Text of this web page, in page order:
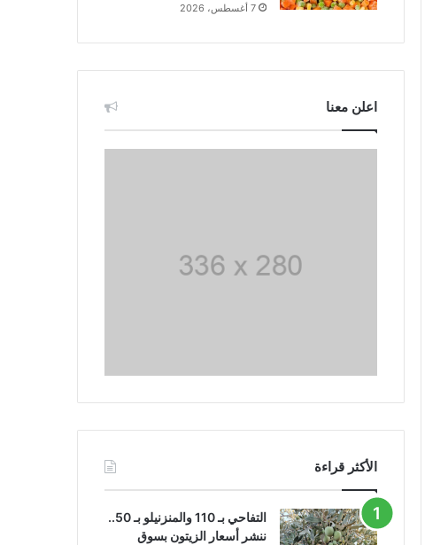
7 أغسطس، 2026
اعلن معنا
الأكثر قراءة
التفاحي بـ 110 والمنزنيلو بـ 50..
ننشر أسعار الزيتون بسوق